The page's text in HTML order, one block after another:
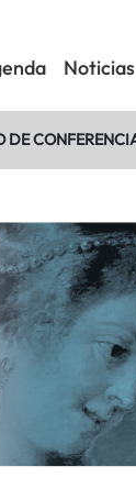
Noticias
DE